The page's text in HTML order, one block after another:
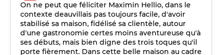
On ne peut que féliciter Maximin Hellio, dans le
contexte deauvillais pas toujours facile, d'avoir
stabilisé sa maison, fidélisé sa clientèle, autour
d'une gastronomie certes moins aventureuse qu'à
ses débuts, mais bien digne des trois toques qu'il
porte fièrement. Dans cette belle maison au cadre